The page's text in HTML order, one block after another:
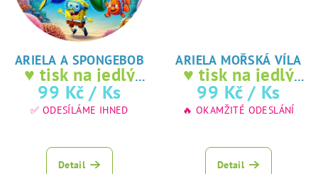
ARIELA A SPONGEBOB
♥ tisk na jedlý
papír
99 Kč / Ks
✅ ODESÍLÁME IHNED
Detail
ARIELA MOŘSKÁ VÍLA
♥ tisk na jedlý
papír
99 Kč / Ks
🔥 OKAMŽITÉ ODESLÁNÍ
Detail